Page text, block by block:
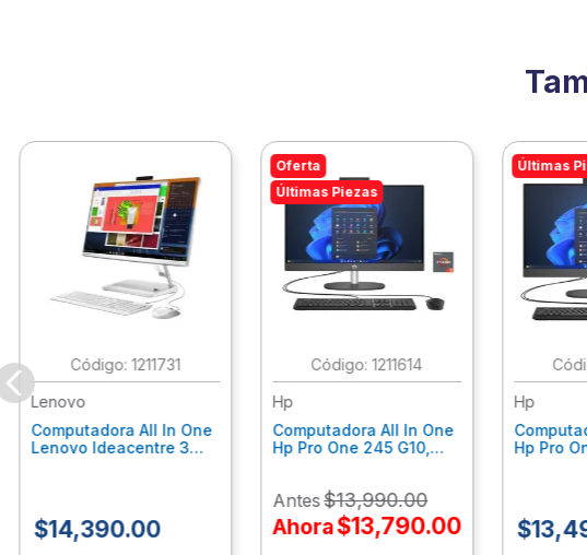
:1211731
Lenovo
Computadora All In One
Lenovo Ideacentre 3
F0G1014Ald
$14,390.00
Oferta
Últimas Piezas
:1211614
Hp
Computadora All In One
Hp Pro One 245 G10,
Fhd, Win11Home
9P7K6La
Antes$13,990.00
Ahora$13,790.00
Últimas
Hp
Hp Pro
9P7K5La
$13,